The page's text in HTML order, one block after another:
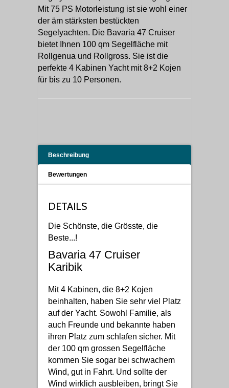
Mit 75 PS Motorleistung ist sie wohl einer
der äm stärksten bestückten
Segelyachten. Die Bavaria 47 Cruiser
bietet Ihnen 100 qm Segelfläche mit
Rollgenua und Rollgross. Sie ist die
perfekte 4 Kabinen Yacht mit 8+2 Kojen
für bis zu 10 Personen.
Beschreibung
Bewertungen
DETAILS
Die Schönste, die Grösste, die
Beste...!
Bavaria 47 Cruiser
Karibik
Mit 4 Kabinen, die 8+2 Kojen
beinhalten, haben Sie sehr viel Platz
auf der Yacht. Sowohl Familie, als
auch Freunde und bekannte haben
ihren Platz zum schlafen sicher. Mit
der 100 qm grossen Segelfläche
kommen Sie sogar bei schwachem
Wind, gut in Fahrt. Und sollte der
Wind wirklich ausbleiben, bringt Sie